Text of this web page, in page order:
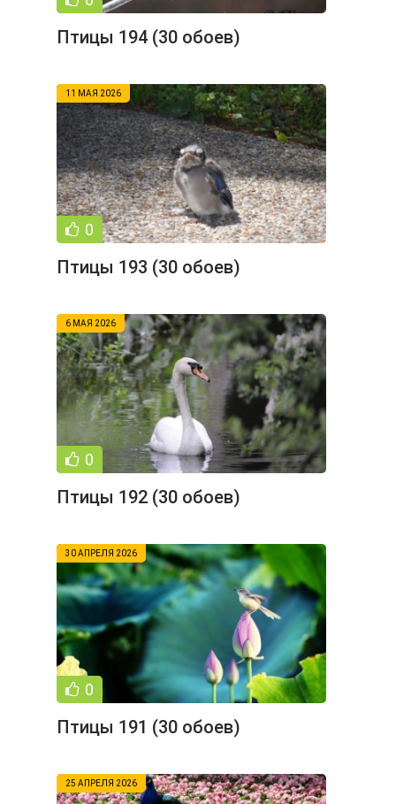
Птицы 194 (30 обоев)
11 МАЯ 2026
0
Птицы 193 (30 обоев)
6 МАЯ 2026
0
Птицы 192 (30 обоев)
30 АПРЕЛЯ 2026
0
Птицы 191 (30 обоев)
25 АПРЕЛЯ 2026